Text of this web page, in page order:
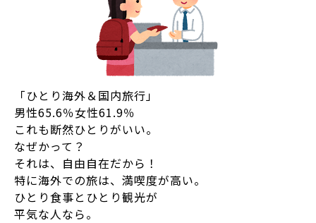
「ひとり海外＆国内旅行」
男性65.6％女性61.9％
これも断然ひとりがいい。
なぜかって？
それは、自由自在だから！
特に海外での旅は、満喫度が高い。
ひとり食事とひとり観光が
平気な人なら。